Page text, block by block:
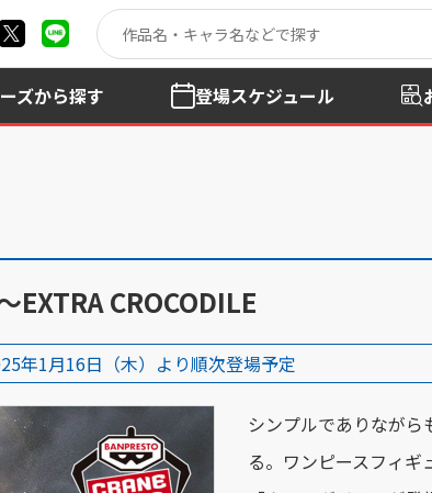
ズから探す 登場スケジュール
EXTRA CROCODILE
年1月16日（木）より順次登場予定
シンプルでありなが
る。ワンピースフィギ